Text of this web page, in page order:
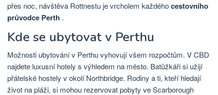
přes noc, návštěva Rottnestu je vrcholem každéhocestovního
průvodce Perth .
Kde se ubytovat v Perthu
Možnosti ubytování v Perthu vyhovují všem rozpočtům. V CBD
najdete luxusní hotely s výhledem na město. Batůžkáři si užijí
přátelské hostely v okolí Northbridge. Rodiny a ti, kteří hledají
život na pláži, si mohou rezervovat pobyty ve Scarborough